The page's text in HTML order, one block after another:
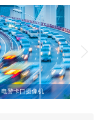
电警卡口摄像机